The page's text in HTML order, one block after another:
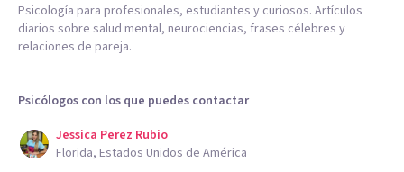
Psicología para profesionales, estudiantes y curiosos. Artículos
diarios sobre salud mental, neurociencias, frases célebres y
relaciones de pareja.
Psicólogos con los que puedes contactar
Jessica Perez Rubio
Florida, Estados Unidos de América